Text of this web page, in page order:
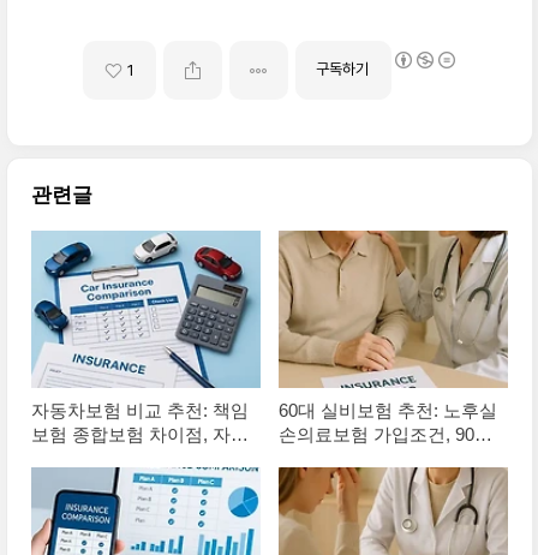
1 구독하기
관련글
자동차보험 비교 추천: 책임
보험 종합보험 차이점, 자동
60대 실비보험 추천: 노후실
손의료보험 가입조건, 90세